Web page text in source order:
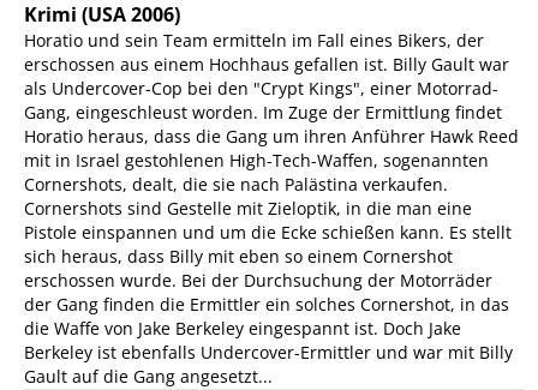
Krimi (USA 2006)
Horatio und sein Team ermitteln im Fall eines Bikers, der
erschossen aus einem Hochhaus gefallen ist. Billy Gault war
als Undercover-Cop bei den "Crypt Kings", einer Motorrad-
Gang, eingeschleust worden. Im Zuge der Ermittlung findet
Horatio heraus, dass die Gang um ihren Anführer Hawk Reed
mit in Israel gestohlenen High-Tech-Waffen, sogenannten
Cornershots, dealt, die sie nach Palästina verkaufen.
Cornershots sind Gestelle mit Zieloptik, in die man eine
Pistole einspannen und um die Ecke schießen kann. Es stellt
sich heraus, dass Billy mit eben so einem Cornershot
erschossen wurde. Bei der Durchsuchung der Motorräder
der Gang finden die Ermittler ein solches Cornershot, in das
die Waffe von Jake Berkeley eingespannt ist. Doch Jake
Berkeley ist ebenfalls Undercover-Ermittler und war mit Billy
Gault auf die Gang angesetzt...